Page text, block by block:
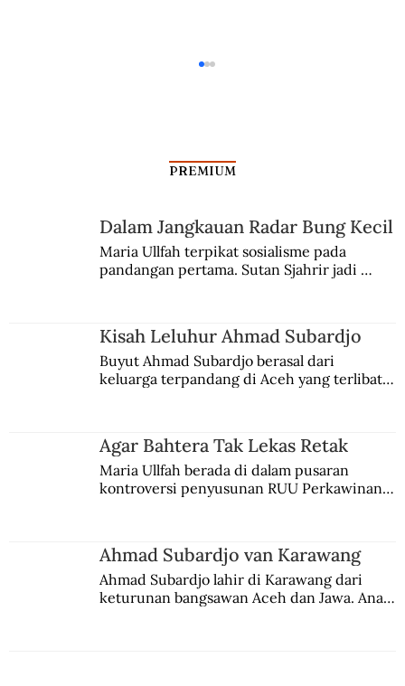
Kekerasan Rasial Tulsa 1921
PREMIUM
Dalam Jangkauan Radar Bung Kecil
Maria Ullfah terpikat sosialisme pada
pandangan pertama. Sutan Sjahrir jadi
Kisah Leluhur Ahmad Subardjo
Buyut Ahmad Subardjo berasal dari
keluarga terpandang di Aceh yang terlibat
Agar Bahtera Tak Lekas Retak
Maria Ullfah berada di dalam pusaran
kontroversi penyusunan RUU Perkawinan.
Ahmad Subardjo van Karawang
Ahmad Subardjo lahir di Karawang dari
keturunan bangsawan Aceh dan Jawa. Anak